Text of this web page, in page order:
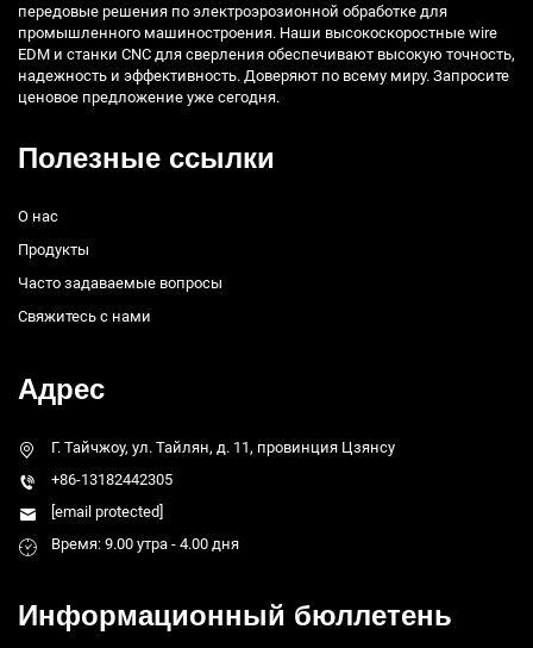
передовые решения по электроэрозионной обработке для
промышленного машиностроения. Наши высокоскоростные wire
EDM и станки CNC для сверления обеспечивают высокую точность,
надежность и эффективность. Доверяют по всему миру. Запросите
ценовое предложение уже сегодня.
Полезные ссылки
О нас
Продукты
Часто задаваемые вопросы
Свяжитесь с нами
Адрес
Г. Тайчжоу, ул. Тайлян, д. 11, провинция Цзянсу
+86-13182442305
[email protected]
Время: 9.00 утра - 4.00 дня
Информационный бюллетень